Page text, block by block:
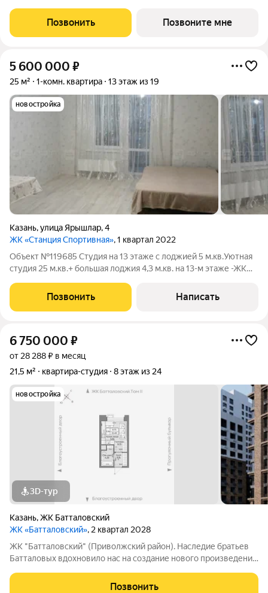
жилой комплекс с развитой инфраструктурой, прекрасными
видами и удобным
Позвонить Позвоните мне
5 600 000 ₽
25 м² 1-комн. квартира 13 этаж из 19
новостройка
Казань,улица Ярышлар,4
ЖК «Станция Спортивная», 1 квартал 2022
Объект №119685 Студия на 13 этаже с лоджией 5 м.кв.Уютная
студия 25 м.кв.+ большая лоджия 4,3 м.кв. на 13-м этаже -ЖК
монолит, 19 этажей. Казанская прописка официальная
регистрация без вопросов.
Позвонить Написать
6 750 000 ₽
от 28 288 ₽ в месяц
21,5 м²
квартира-студия 8 этаж из 24
новостройка
3D-тур
Казань,ЖК Батталовский
ЖК «Батталовский», 2 квартал 2028
ЖК "Батталовский" (Приволжский район). Наследие братьев
Батталовых вдохновило нас на создание нового произведения
Позвонить